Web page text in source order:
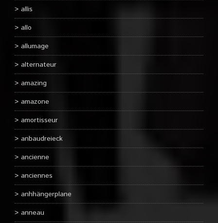
allis
allo
allumage
alternateur
amazing
amazone
amortisseur
anbaudreieck
ancienne
anciennes
anhhängerplane
anneau